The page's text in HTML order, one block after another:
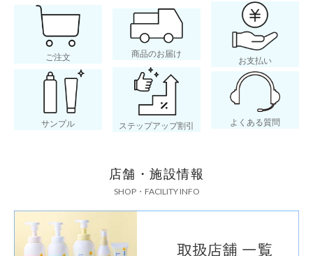
ご注文 商品のお届け
お支払い
サンプル ステップアップ割引 よくある質問
店舗・施設情報
SHOP・FACILITY INFO